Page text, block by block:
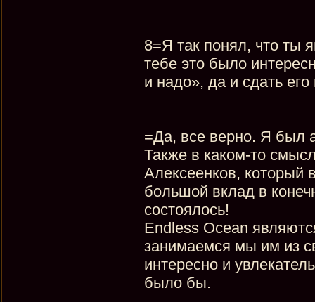
8=Я так понял, что ты
тебе это было
и надо», да и сдать
=Да, все верно. Я был
Также в каком-то
Алексеенков, который
большой вклад в
состоялось!
Endless Ocean
занимаемся мы им из
интересно и
было бы.